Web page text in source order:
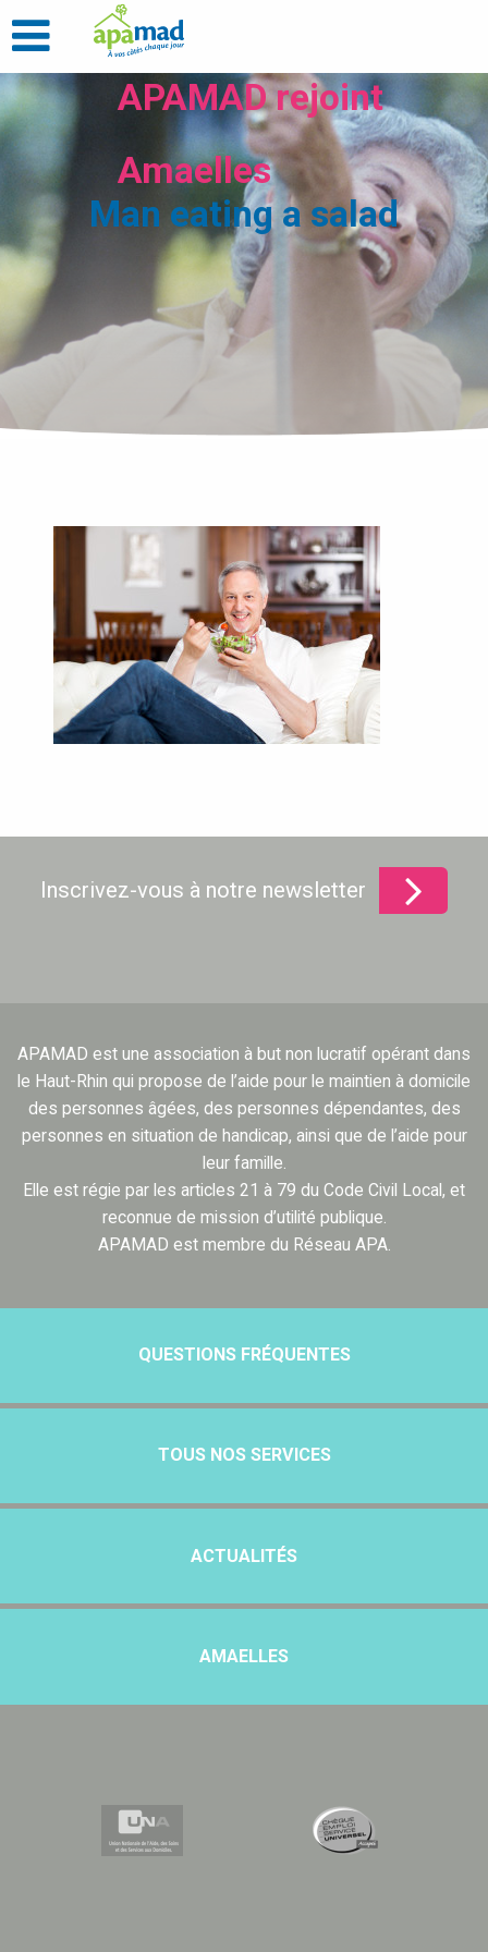
APAMAD rejoint
Amaelles
Man eating a salad
Inscrivez-vous à notre newsletter
APAMAD est une association à but non lucratif opérant dans
le Haut-Rhin qui propose de l’aide pour le maintien à domicile
des personnes âgées, des personnes dépendantes, des
personnes en situation de handicap, ainsi que de l’aide pour
leur famille.
Elle est régie par les articles 21 à 79 du Code Civil Local, et
reconnue de mission d’utilité publique.
APAMAD est membre du Réseau APA.
QUESTIONS FRÉQUENTES
TOUS NOS SERVICES
ACTUALITÉS
AMAELLES